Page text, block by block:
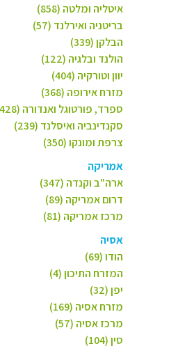
איטליה ומלטה (858)
בריטניה ואירלנד (57)
הבלקן (339)
הולנד ובלגיה (122)
יוון וטורקיה (404)
מזרח אירופה (368)
ספרד, פורטוגל ואנדורה (428)
סקנדינביה ואיסלנד (239)
צרפת ומונקו (350)
אמריקה
ארה"ב וקנדה (347)
דרום אמריקה (89)
מרכז אמריקה (81)
אסיה
הודו (69)
המזרח התיכון (4)
יפן (32)
מזרח אסיה (169)
מרכז אסיה (57)
סין (104)